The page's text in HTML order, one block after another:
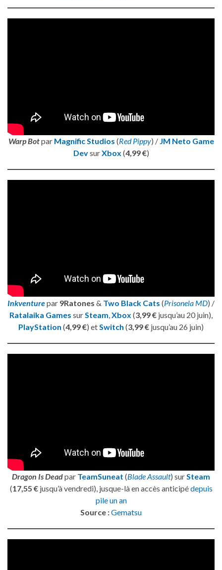
Warp Botpar Magnific Studios (Red Pippy) / JM Neto Game
DevsurXbox (4,99 €)
Inkventurepar 9Ratones & Two Black Cats (Prisonela MD) /
Ratalaika Games sur Steam Xbox (3,99 € jusqu’au 20 juin),
PlayStation (4,99 €) et Switch (3,99 € jusqu’au 26 juin)
Dragon Is Deadpar TeamSuneat (Blade Assault) sur Steam
(17,55 €jusqu’à vendredi), jusque-là en accès anticipédepuis
pile un an
Source :Gematsu